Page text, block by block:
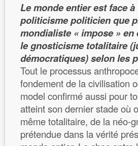
Le monde entier est face
politicisme politicien que
mondialiste « impose »
le gnosticisme totalitaire
démocratiques) selon les
Tout le processus
fondement de la civilisation
model confirmé aussi pour
atteint son dernier stade où
même totalitaire, de la néo-
prétendue dans la vérité